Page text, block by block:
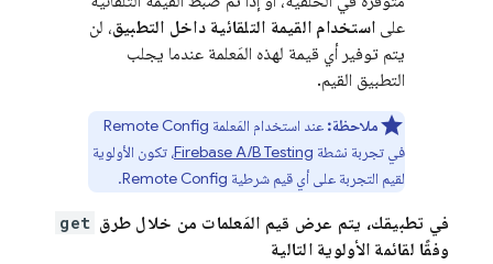
على استخدام القيمة التلقائية داخل التطبيق، لن
يتم توفير أي قيمة لهذه المَعلمة عندما يجلب
التطبيق القيم.
ملاحظة: عند استخدام المَعلمة Remote Config
في تجربة نشطة Firebase A/B Testing، تكون الأولوية
لقيم التجربة على أي قيم شرطية Remote Config
.
في تطبيقك، يتم عرض قيم المَعلمات من خلال طرق get
وفقًا لقائمة الأولوية التالية